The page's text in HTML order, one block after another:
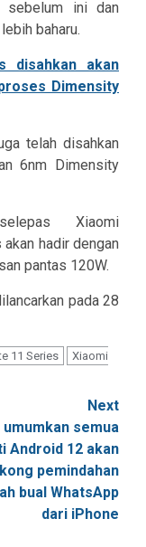
ini dan
baharu.
telah disahkan
6nm Dimensity
Xiaomi
hadir dengan
pantas 120W.
pada 28
11 Series
Xiaomi
Next
umumkan semua
Android 12 akan
pemindahan
bual WhatsApp
dari iPhone